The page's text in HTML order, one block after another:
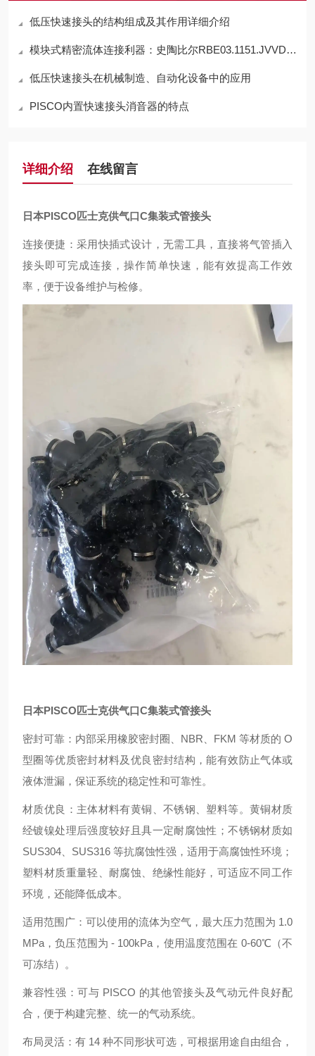
低压快速接头的结构组成及其作用详细介绍
模块式精密流体连接利器：史陶比尔RBE03.1151.JVVD快速接头
低压快速接头在机械制造、自动化设备中的应用
PISCO内置快速接头消音器的特点
详细介绍 在线留言
日本PISCO匹士克供气口C集装式管接头
连接便捷：采用快插式设计，无需工具，直接将气管插入
接头即可完成连接，操作简单快速，能有效提高工作效
率，便于设备维护与检修。
日本PISCO匹士克供气口C集装式管接头
密封可靠：内部采用橡胶密封圈、NBR、FKM 等材质的 O
型圈等优质密封材料及优良密封结构，能有效防止气体或
液体泄漏，保证系统的稳定性和可靠性。
材质优良：主体材料有黄铜、不锈钢、塑料等。黄铜材质
经镀镍处理后强度较好且具一定耐腐蚀性；不锈钢材质如
SUS304、SUS316 等抗腐蚀性强，适用于高腐蚀性环境；
塑料材质重量轻、耐腐蚀、绝缘性能好，可适应不同工作
环境，还能降低成本。
适用范围广：可以使用的流体为空气，最大压力范围为 1.0
MPa，负压范围为 - 100kPa，使用温度范围在 0-60℃（不
可冻结）。
兼容性强：可与 PISCO 的其他管接头及气动元件良好配
合，便于构建完整、统一的气动系统。
布局灵活：有 14 种不同形状可选，可根据用途自由组合，